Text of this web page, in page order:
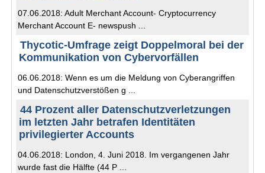
07.06.2018: Adult Merchant Account- Cryptocurrency
Merchant Account E- newspush ...
Thycotic-Umfrage zeigt Doppelmoral bei der
Kommunikation von Cybervorfällen
06.06.2018: Wenn es um die Meldung von Cyberangriffen
und Datenschutzverstößen g ...
44 Prozent aller Datenschutzverletzungen
im letzten Jahr betrafen Identitäten
privilegierter Accounts
04.06.2018: London, 4. Juni 2018. Im vergangenen Jahr
wurde fast die Hälfte (44 P ...